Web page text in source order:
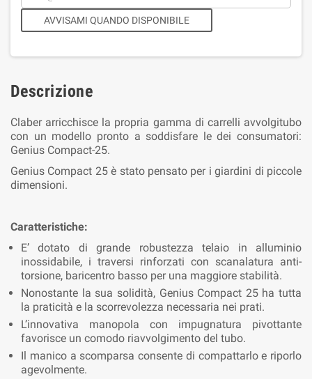
AVVISAMI QUANDO DISPONIBILE
Descrizione
Claber arricchisce la propria gamma di carrelli avvolgitubo
con un modello pronto a soddisfare le dei consumatori:
Genius Compact-25.
Genius Compact 25 è stato pensato per i giardini di piccole
dimensioni.
Caratteristiche:
E’ dotato di grande robustezza telaio in alluminio
inossidabile, i traversi rinforzati con scanalatura anti-
torsione, baricentro basso per una maggiore stabilità.
Nonostante la sua solidità, Genius Compact 25 ha tutta
la praticità e la scorrevolezza necessaria nei prati.
L’innovativa manopola con impugnatura pivottante
favorisce un comodo riavvolgimento del tubo.
Il manico a scomparsa consente di compattarlo e riporlo
agevolmente.